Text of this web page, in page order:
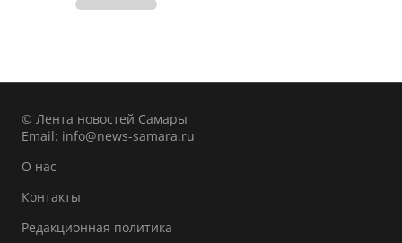
© Лента новостей Самары
Email: info@news-samara.ru
О нас
Контакты
Редакционная политика